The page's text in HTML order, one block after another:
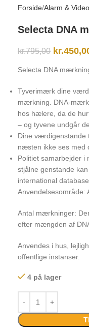
Forside Alarm & Video
Selecta DNA
kr.795,00 kr.
Selecta DNA
Tyverimærk dine
mærkning. DNA-
hos hælere, da de
– og tyvene undgår
Dine værdigenstande
næsten ikke ses med
Politiet samarbejder i
stjålne genstande
international
Anvendelsesområde:
Antal mærkninger:
efter mængden af
Anvendes i hus,
offentlige instanser.
4 på lager